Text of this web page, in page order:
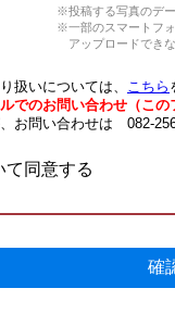
※投稿する写真のデ
※一部のスマートフ
アップロードできな
扱いについては、 こちら
でのお問い合わせ（こ
お問い合わせは 082-
て同意する
確